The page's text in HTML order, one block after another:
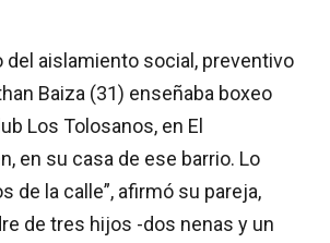
aislamiento social, preventivo
Baiza (31) enseñaba boxeo
Los Tolosanos, en El
en su casa de ese barrio. Lo
de la calle”, afirmó su pareja,
de tres hijos -dos nenas y un